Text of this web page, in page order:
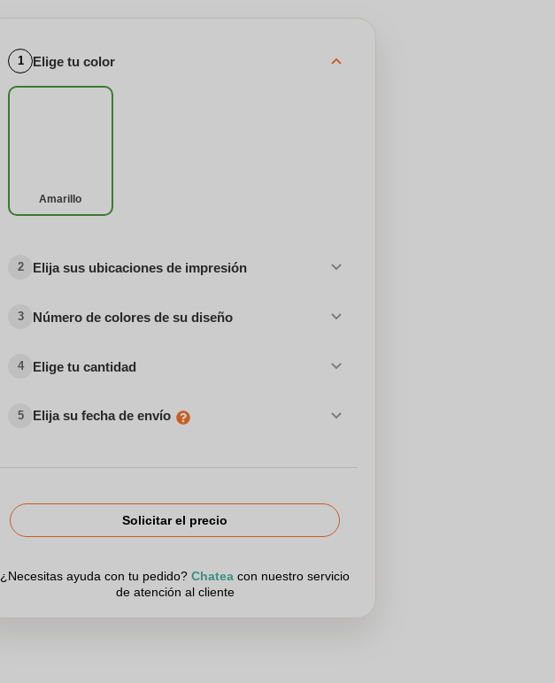
1 Elige tu color
Amarillo
2 Elija sus ubicaciones de impresión
3 Número de colores de su diseño
4 Elige tu cantidad
5 Elija su fecha de envío
Solicitar el precio
¿Necesitas ayuda con tu pedido? Chatea con nuestro servicio
de atención al cliente